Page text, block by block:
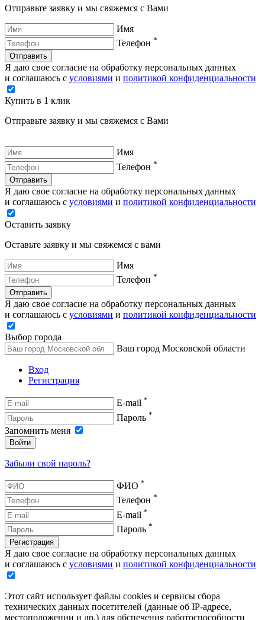
Отправьте заявку и мы свяжемся с Вами
Имя
Телефон *
Отправить
Я даю свое согласие на обработку персональных данных
и соглашаюсь с условиями и политикой конфиденциальности
Купить в 1 клик
Отправьте заявку и мы свяжемся с Вами
Имя
Телефон *
Отправить
Я даю свое согласие на обработку персональных данных
и соглашаюсь с условиями и политикой конфиденциальности
Оставить заявку
Оставьте заявку и мы свяжемся с вами
Имя
Телефон *
Отправить
Я даю свое согласие на обработку персональных данных
и соглашаюсь с условиями и политикой конфиденциальности
Выбор города
Ваш город Московской области
Вход
Регистрация
E-mail *
Пароль *
Запомнить меня
Войти
Забыли свой пароль?
ФИО *
Телефон *
E-mail *
Пароль *
Регистрация
Я даю свое согласие на обработку персональных данных
и соглашаюсь с условиями и политикой конфиденциальности
Этот сайт использует файлы cookies и сервисы сбора
технических данных посетителей (данные об IP-адресе,
местоположении и др.) для обспечения работоспособности